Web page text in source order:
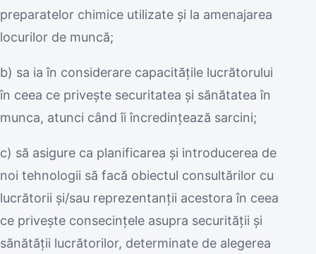
preparatelor chimice utilizate şi la amenajarea
locurilor de muncă;
b) sa ia în considerare capacităţile lucrătorului
în ceea ce priveşte securitatea şi sănătatea în
munca, atunci când îi încredinţează sarcini;
c) să asigure ca planificarea şi introducerea de
noi tehnologii să facă obiectul consultărilor cu
lucrătorii şi/sau reprezentanţii acestora în ceea
ce priveşte consecinţele asupra securităţii şi
sănătăţii lucrătorilor, determinate de alegerea